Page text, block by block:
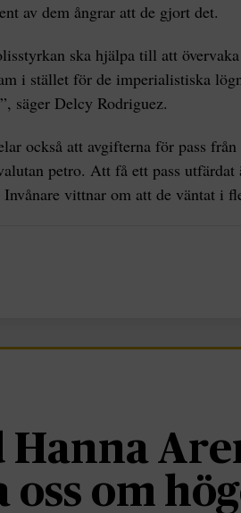
av dem ångrar att de gjort det.
ska hjälpa till att
i stället för de imperialistiska
säger Delcy Rodriguez.
också att avgifterna för pass
petro. Att få ett pass
Invånare vittnar om att de väntat i
Hanna
oss om